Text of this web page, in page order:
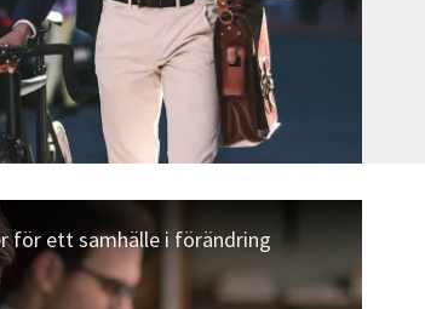
för ett samhälle i förändring